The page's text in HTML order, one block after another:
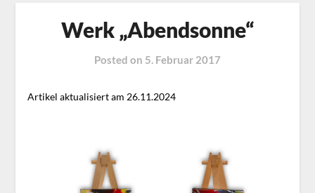
Werk „Abendsonne“
Posted on 5. Februar 2017
Artikel aktualisiert am 26.11.2024